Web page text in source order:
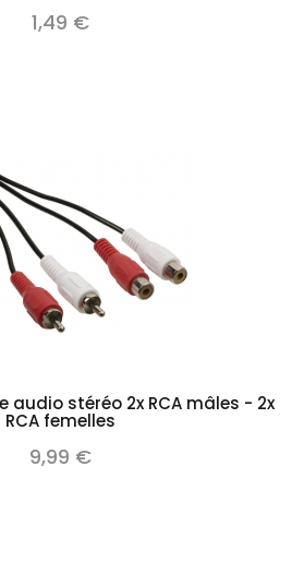
1,49 €
audio stéréo 2x RCA mâles - 2x
RCA femelles
9,99 €